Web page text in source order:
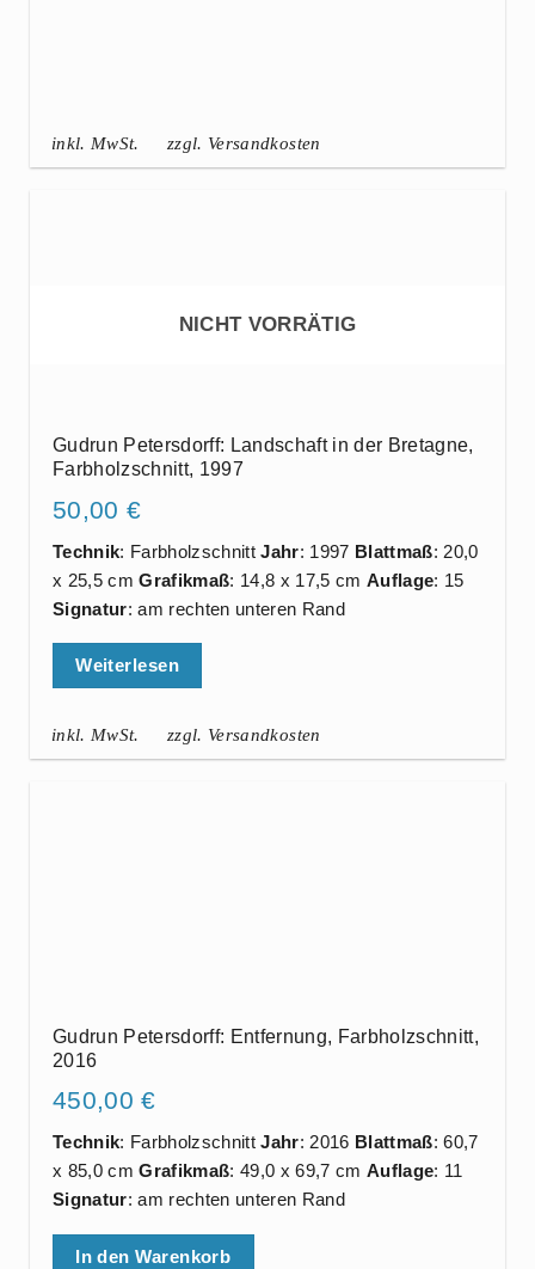
inkl. MwSt. zzgl. Versandkosten
NICHT VORRÄTIG
Gudrun Petersdorff: Landschaft in der Bretagne,
Farbholzschnitt, 1997
50,00 €
Technik: FarbholzschnittJahr: 1997 Blattmaß: 20,0
x 25,5 cmGrafikmaß: 14,8 x 17,5 cmAuflage: 15
Signatur: am rechten unteren Rand
Weiterlesen
inkl. MwSt. zzgl. Versandkosten
Gudrun Petersdorff: Entfernung, Farbholzschnitt,
2016
450,00€
Technik: FarbholzschnittJahr: 2016 Blattmaß: 60,7
x 85,0 cmGrafikmaß: 49,0 x 69,7 cmAuflage: 11
Signatur: am rechten unteren Rand
In den Warenkorb